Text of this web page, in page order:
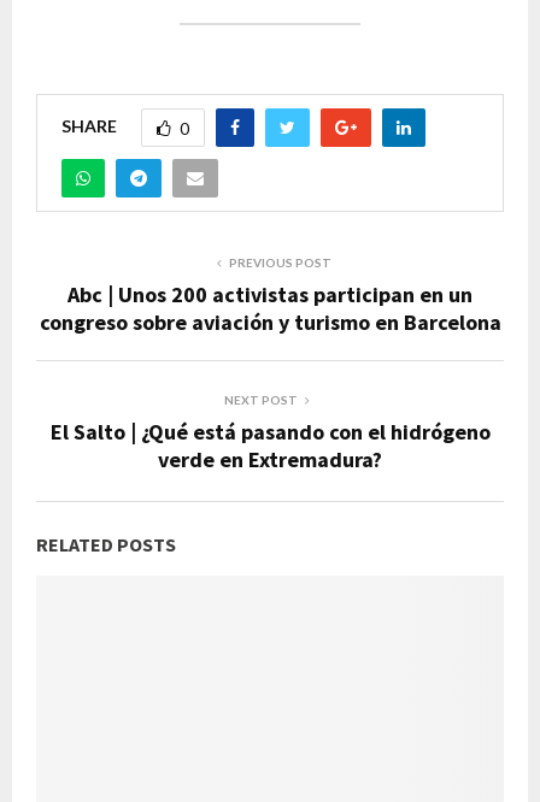
SHARE 0
PREVIOUS POST
Abc | Unos 200 activistas participan en un
congreso sobre aviación y turismo en Barcelona
NEXT POST
El Salto | ¿Qué está pasando con el hidrógeno
verde en Extremadura?
RELATED POSTS